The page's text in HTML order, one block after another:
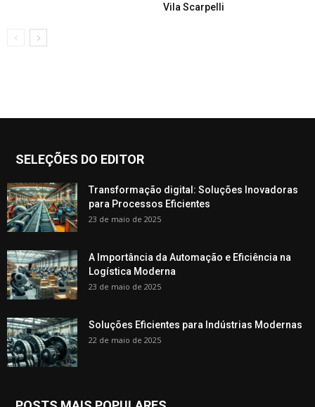
Vila Scarpelli
SELEÇÕES DO EDITOR
Transformação digital: Soluções Inovadoras
para Processos Eficientes
23 de maio de 2025
A Importância da Automação e Eficiência na
Logística Moderna
23 de maio de 2025
Soluções Eficientes para Indústrias Modernas
22 de maio de 2025